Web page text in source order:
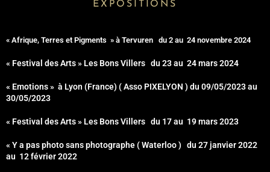
EXPOSITIONS
« Afrique, Terres et Pigments » à Tervuren du 2 au 24 novembre 2024
« Festival des Arts » Les Bons Villers du 23 au 24 mars 2024
« Emotions » à Lyon (France) ( Asso PIXELYON ) du 09/05/2023 au
30/05/2023
« Festival des Arts » Les Bons Villers du 17 au 19 mars 2023
« Y a pas photo sans photographe ( Waterloo ) du 27 janvier 2022
au 12 février 2022